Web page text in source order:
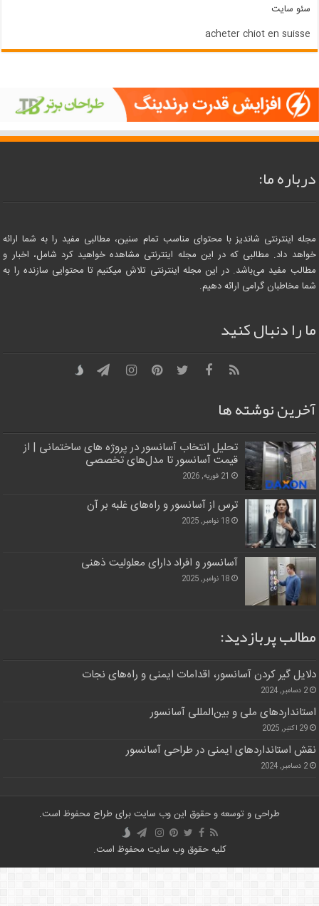
سئو سایت
acheter chiot en suisse
درباره ما:
مجله اینترنتی شاندیز با محتوای مناسب تمام سنین، مطالبی مفید را به شما ارائه
خواهد داد. مطالبی که در این مجله اینترنتی مشاهده خواهید کرد شامل، اخبار و
مطالب مفید می‌باشد. در این مجله اینترنتی تلاش میکنیم تا محتوایی سازنده را به
شما مخاطبان گرامی ارائه دهیم.
ما را دنبال کنید
آخرین نوشته ها
تحلیل انتخاب آسانسور در پروژه‌ های ساختمانی | از
قیمت آسانسور تا مدل‌های تخصصی
21 فوریه, 2026
ترس از آسانسور و راه‌های غلبه بر آن
18 نوامبر, 2025
آسانسور و افراد دارای معلولیت ذهنی
18 نوامبر, 2025
مطالب پربازدید:
دلایل گیر کردن آسانسور، اقدامات ایمنی و راه‌های نجات
2 دسامبر, 2024
استانداردهای ملی و بین‌المللی آسانسور
29 اکتبر, 2025
نقش استانداردهای ایمنی در طراحی آسانسور
2 دسامبر, 2024
طراحی و توسعه و حقوق این وب سایت برای طراح محفوظ است.
کلیه حقوق وب سایت محفوظ است.